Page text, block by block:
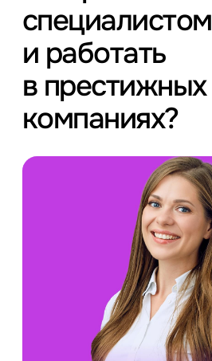
специалистом
и работать
в престижных
компаниях?